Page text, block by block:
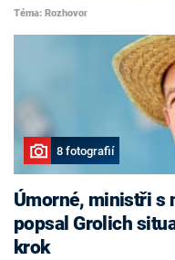
Téma: Rozhovor
8 fotografií
Úmorné, ministři s
popsal Grolich
krok